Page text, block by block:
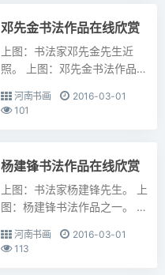
邓先金书法作品在线欣赏
上图：书法家邓先金先生近
照。 上图：邓先金书法作品之
二。 ...
河南书画
2016-03-01
101
杨建锋书法作品在线欣赏
上图：书法家杨建锋先生。 上
图：杨建锋书法作品之一。 上
图：杨建锋书法作品之三。 上
河南书画
2016-03-01
113